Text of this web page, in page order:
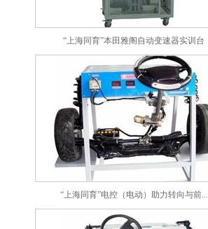
“上海同育”本田雅阁自动变速器实训台
“上海同育”电控（电动）助力转向与前...